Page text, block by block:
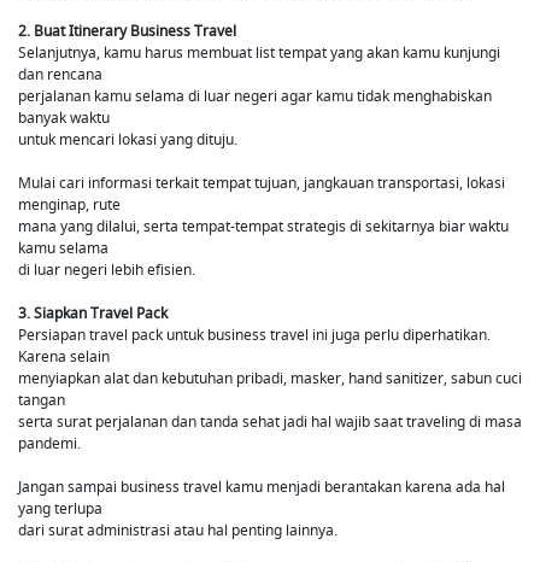
2. Buat Itinerary Business Travel
Selanjutnya, kamu harus membuat list tempat yang akan kamu kunjungi
dan rencana
perjalanan kamu selama di luar negeri agar kamu tidak menghabiskan
banyak waktu
untuk mencari lokasi yang dituju.
Mulai cari informasi terkait tempat tujuan, jangkauan transportasi, lokasi
menginap, rute
mana yang dilalui, serta tempat-tempat strategis di sekitarnya biar waktu
kamu selama
di luar negeri lebih efisien.
3. Siapkan Travel Pack
Persiapan travel pack untuk business travel ini juga perlu diperhatikan.
Karena selain
menyiapkan alat dan kebutuhan pribadi, masker, hand sanitizer, sabun cuci
tangan
serta surat perjalanan dan tanda sehat jadi hal wajib saat traveling di masa
pandemi.
Jangan sampai business travel kamu menjadi berantakan karena ada hal
yang terlupa
dari surat administrasi atau hal penting lainnya.